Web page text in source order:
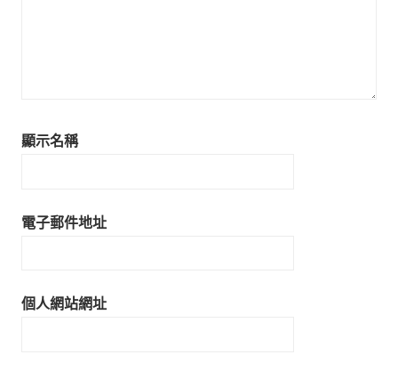
顯示名稱
電子郵件地址
個人網站網址